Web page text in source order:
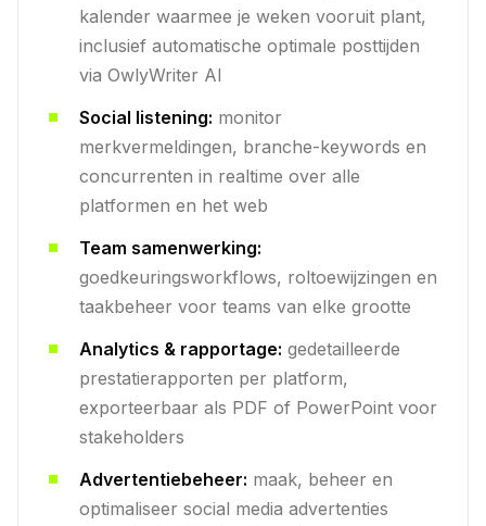
kalender waarmee je weken vooruit plant,
inclusief automatische optimale posttijden
via OwlyWriter AI
Social listening: monitor
merkvermeldingen, branche-keywords en
concurrenten in realtime over alle
platformen en het web
Team samenwerking:
goedkeuringsworkflows, roltoewijzingen en
taakbeheer voor teams van elke grootte
Analytics & rapportage: gedetailleerde
prestatierapporten per platform,
exporteerbaar als PDF of PowerPoint voor
stakeholders
Advertentiebeheer: maak, beheer en
optimaliseer social media advertenties